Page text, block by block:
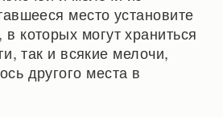
место установите
которых могут храниться
так и всякие мелочи,
другого места в